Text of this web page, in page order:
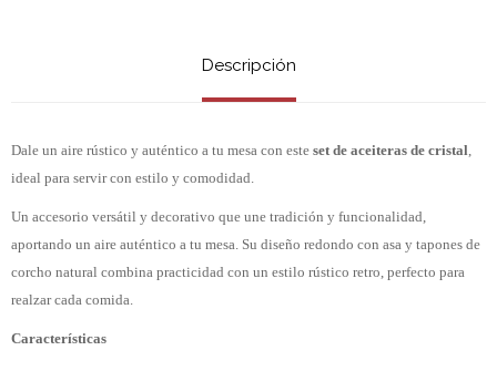
Descripción
Dale un aire rústico y auténtico a tu mesa con este set de aceiteras de cristal
ideal para servir con estilo y comodidad.
Un accesorio versátil y decorativo que une tradición y funcionalidad,
aportando un aire auténtico a tu mesa. Su diseño redondo con asa y tapones de
corcho natural combina practicidad con un estilo rústico retro, perfecto para
realzar cada comida.
Características